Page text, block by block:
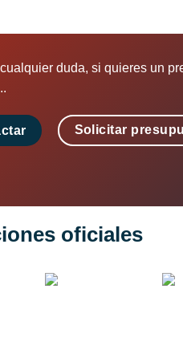
duda, si quieres un
Solicitar
oficiales